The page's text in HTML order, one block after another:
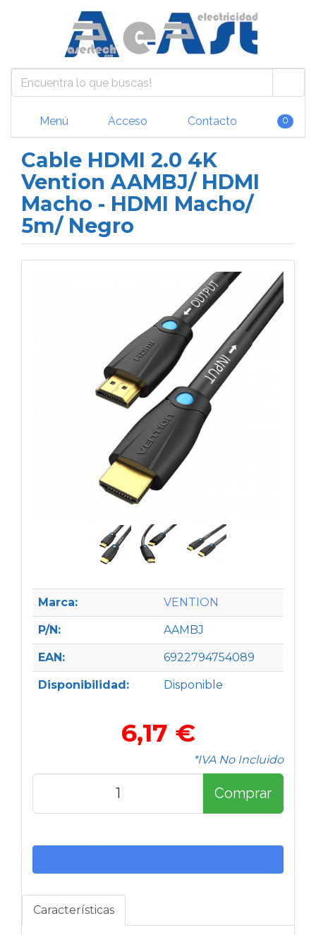
Menú Acceso Contacto 0
Cable HDMI 2.0 4K
Vention AAMBJ/ HDMI
Macho - HDMI Macho/
5m/ Negro
Marca: VENTION
P/N: AAMBJ
EAN: 6922794754089
Disponibilidad: Disponible
6,17 €
*IVA No Incluido
Comprar
Características